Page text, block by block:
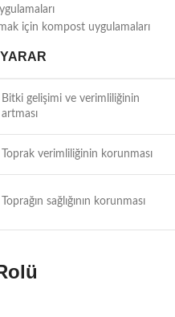
için kompost uygulamaları
YARAR
Bitki gelişimi ve verimliliğinin
artması
Toprak verimliliğinin korunması
Toprağın sağlığının korunması